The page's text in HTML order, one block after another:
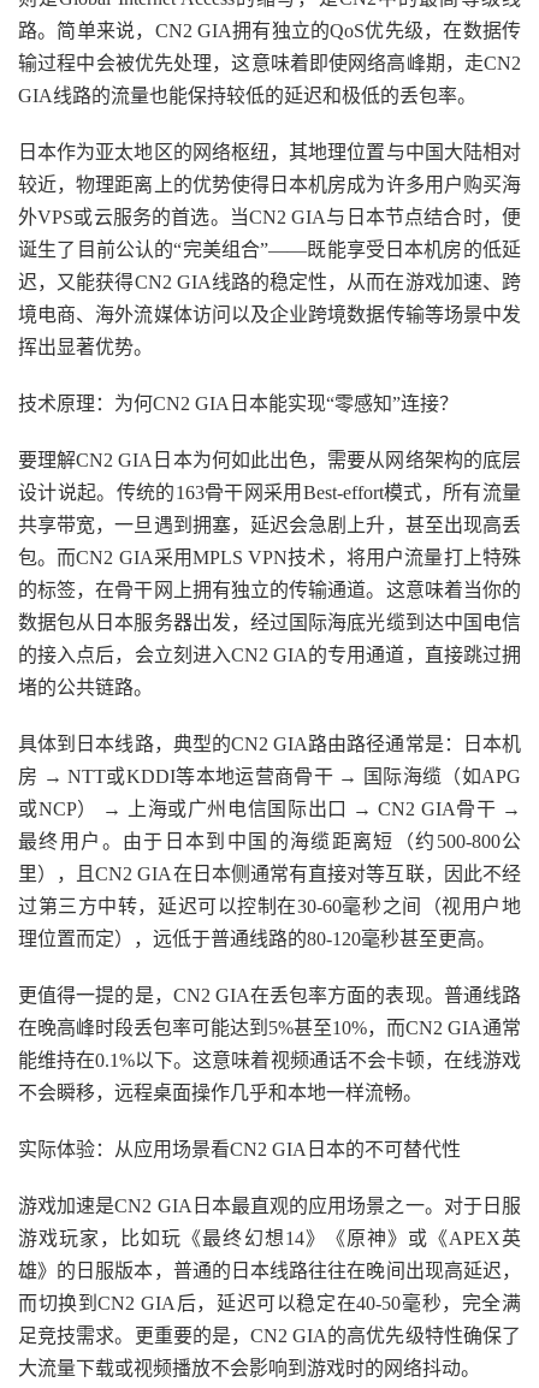
路。简单来说，CN2 GIA拥有独立的QoS优先级，在数据传
输过程中会被优先处理，这意味着即使网络高峰期，走CN2
GIA线路的流量也能保持较低的延迟和极低的丢包率。
日本作为亚太地区的网络枢纽，其地理位置与中国大陆相对
较近，物理距离上的优势使得日本机房成为许多用户购买海
外VPS或云服务的首选。当CN2 GIA与日本节点结合时，便
诞生了目前公认的“完美组合”——既能享受日本机房的低延
迟，又能获得CN2 GIA线路的稳定性，从而在游戏加速、跨
境电商、海外流媒体访问以及企业跨境数据传输等场景中发
挥出显著优势。
技术原理：为何CN2 GIA日本能实现“零感知”连接？
要理解CN2 GIA日本为何如此出色，需要从网络架构的底层
设计说起。传统的163骨干网采用Best-effort模式，所有流量
共享带宽，一旦遇到拥塞，延迟会急剧上升，甚至出现高丢
包。而CN2 GIA采用MPLS VPN技术，将用户流量打上特殊
的标签，在骨干网上拥有独立的传输通道。这意味着当你的
数据包从日本服务器出发，经过国际海底光缆到达中国电信
的接入点后，会立刻进入CN2 GIA的专用通道，直接跳过拥
堵的公共链路。
具体到日本线路，典型的CN2 GIA路由路径通常是：日本机
房 → NTT或KDDI等本地运营商骨干 → 国际海缆（如APG
或NCP） → 上海或广州电信国际出口 → CN2 GIA骨干 →
最终用户。由于日本到中国的海缆距离短（约500-800公
里），且CN2 GIA在日本侧通常有直接对等互联，因此不经
过第三方中转，延迟可以控制在30-60毫秒之间（视用户地
理位置而定），远低于普通线路的80-120毫秒甚至更高。
更值得一提的是，CN2 GIA在丢包率方面的表现。普通线路
在晚高峰时段丢包率可能达到5%甚至10%，而CN2 GIA通常
能维持在0.1%以下。这意味着视频通话不会卡顿，在线游戏
不会瞬移，远程桌面操作几乎和本地一样流畅。
实际体验：从应用场景看CN2 GIA日本的不可替代性
游戏加速是CN2 GIA日本最直观的应用场景之一。对于日服
游戏玩家，比如玩《最终幻想14》《原神》或《APEX英
雄》的日服版本，普通的日本线路往往在晚间出现高延迟，
而切换到CN2 GIA后，延迟可以稳定在40-50毫秒，完全满
足竞技需求。更重要的是，CN2 GIA的高优先级特性确保了
大流量下载或视频播放不会影响到游戏时的网络抖动。